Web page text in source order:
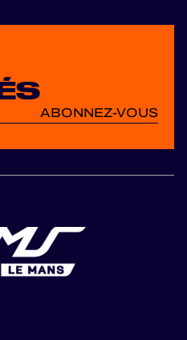
ABONNEZ-VOUS